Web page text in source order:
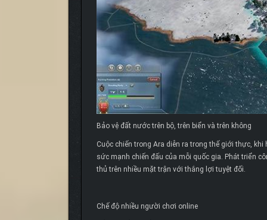
Bảo vệ đất nước trên bộ, trên biển và trên không
Cuộc chiến trong Ara diễn ra trong thế giới thực,
sức mạnh chiến đấu của mỗi quốc gia. Phát triển
thủ trên nhiều mặt trận với thắng lợi tuyệt đối.
Chế độ nhiều người chơi online